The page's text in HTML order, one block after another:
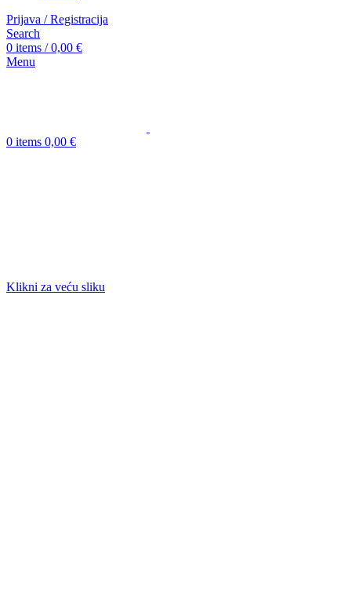
Prijava / Registracija
Search
0 items / 0,00 €
Menu
0 items 0,00 €
Klikni za veću sliku